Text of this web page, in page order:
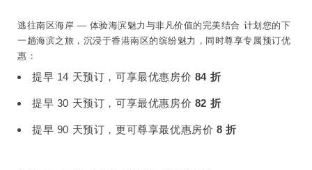
逃往南区海岸 — 体验海滨魅力与非凡价值的完美结合 计划您的下
一趟海滨之旅，沉浸于香港南区的缤纷魅力，同时尊享专属预订优
惠：
提早 14 天预订，可享最优惠房价 84 折
提早 30 天预订，可享最优惠房价 82 折
提早 90 天预订，更可尊享最优惠房价 8 折